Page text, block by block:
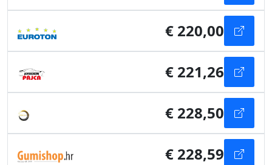
€ 220,00
€ 221,26
€ 228,50
€ 228,59